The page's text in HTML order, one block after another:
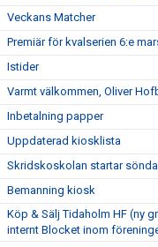
Veckans Matcher
Premiär för kvalserien 6:e
Istider
Varmt välkommen, Oliver
Inbetalning papper
Uppdaterad kiosklista
Skridskoskolan startar
Bemanning kiosk
Köp & Sälj Tidaholm HF (ny
internt Blocket inom